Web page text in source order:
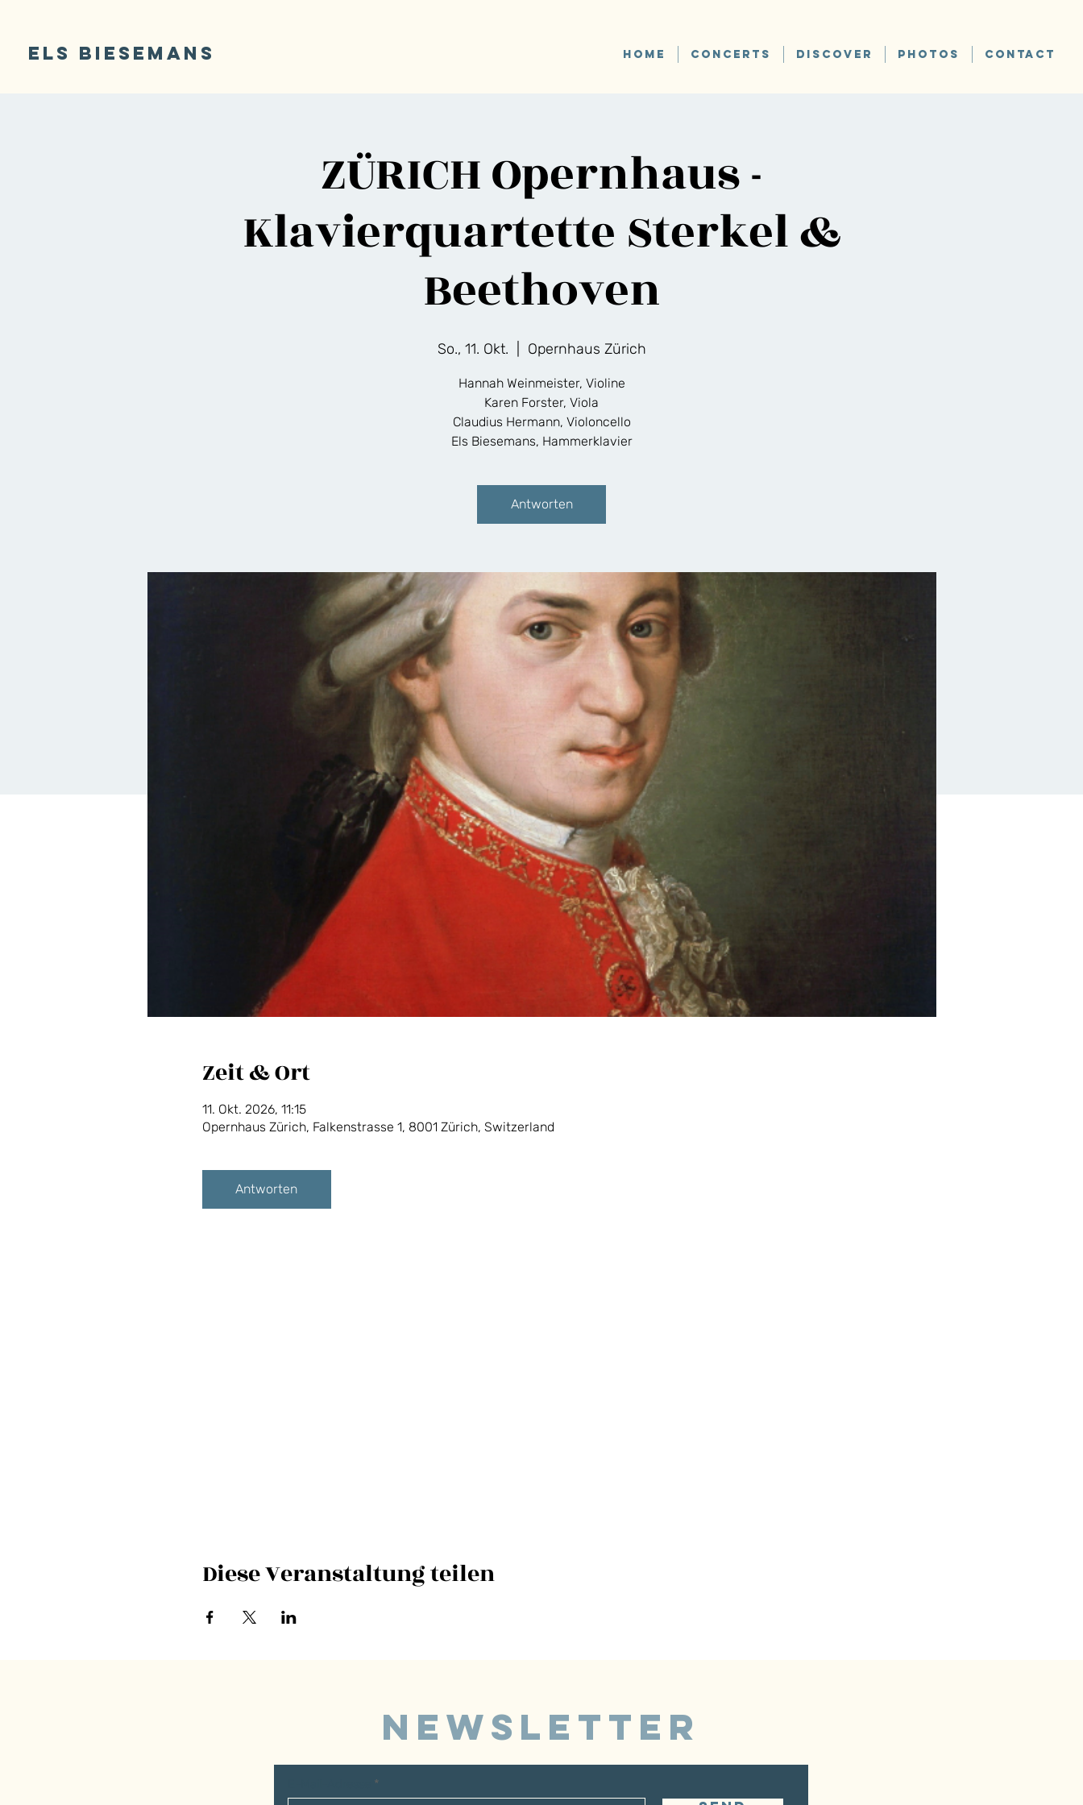
ELS BIESEMANS HOME CONCERTS DISCOVER PHOTOS CONTACT
ZÜRICH Opernhaus -
Klavierquartette Sterkel &
Beethoven
So., 11. Okt. Opernhaus Zürich
Hannah Weinmeister, Violine
Karen Forster, Viola
Claudius Hermann, Violoncello
Els Biesemans, Hammerklavier
Antworten
Zeit & Ort
11. Okt. 2026, 11:15
Opernhaus Zürich, Falkenstrasse 1, 8001 Zürich, Switzerland
Antworten
Diese Veranstaltung teilen
NEWSLETTER